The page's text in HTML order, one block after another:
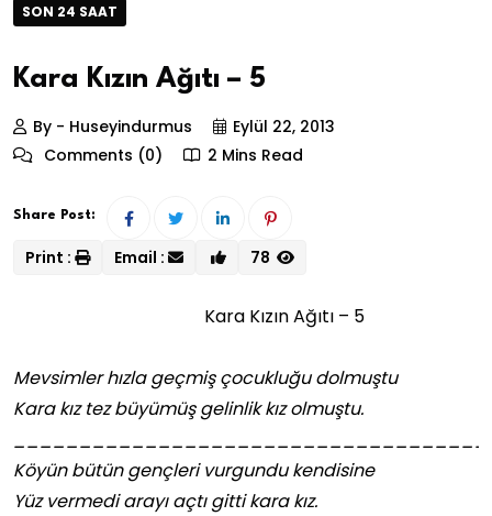
SON 24 SAAT
Kara Kızın Ağıtı – 5
By - Huseyindurmus
Eylül 22, 2013
Comments (0)
2 Mins Read
Share Post:
Print : Email : 78
Kara Kızın Ağıtı – 5
Mevsimler hızla geçmiş çocukluğu dolmuştu
Kara kız tez büyümüş gelinlik kız olmuştu.
Köyün bütün gençleri vurgundu kendisine
Yüz vermedi arayı açtı gitti kara kız.